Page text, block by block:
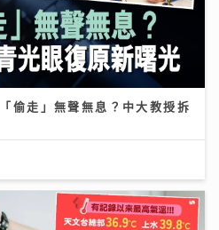
偷走」無聲無息？中大教授拆